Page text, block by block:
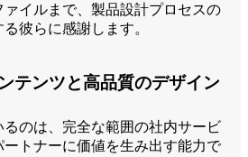
イルまで、製品設計プロセスの
彼らに感謝します。
テンツと高品質のデザイン
のは、完全な範囲の社内サービ
トナーに価値を生み出す能力で